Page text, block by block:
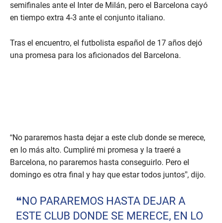
semifinales ante el Inter de Milán, pero el Barcelona cayó
en tiempo extra 4-3 ante el conjunto italiano.
Tras el encuentro, el futbolista español de 17 años dejó
una promesa para los aficionados del Barcelona.
“No pararemos hasta dejar a este club donde se merece,
en lo más alto. Cumpliré mi promesa y la traeré a
Barcelona, no pararemos hasta conseguirlo. Pero el
domingo es otra final y hay que estar todos juntos”, dijo.
❝NO PARAREMOS HASTA DEJAR A
ESTE CLUB DONDE SE MERECE, EN LO